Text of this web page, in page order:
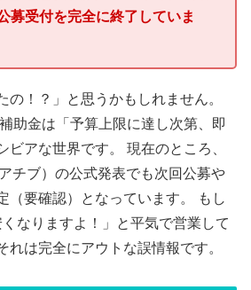
募受付を完全に終了していま
の！？」と思うかもしれません。
助金は「予算上限に達し次第、即
ビアな世界です。 現在のところ、
チブ）の公式発表でも次回公募や
（要確認）となっています。 もし
なりますよ！」と平気で営業して
れは完全にアウトな誤情報です。